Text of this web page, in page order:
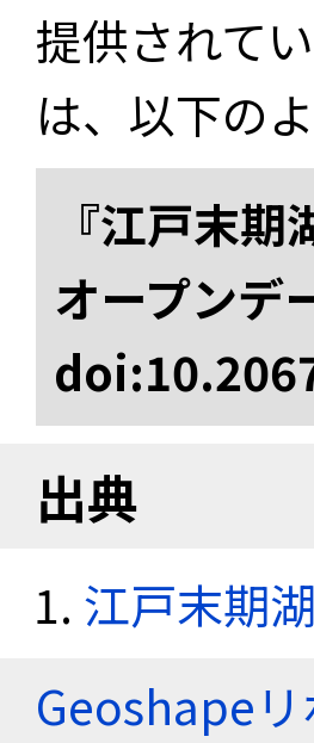
提供されて
は、以下の
『江戸末
オープンデ
出典
江戸末期
Geoshapeリ